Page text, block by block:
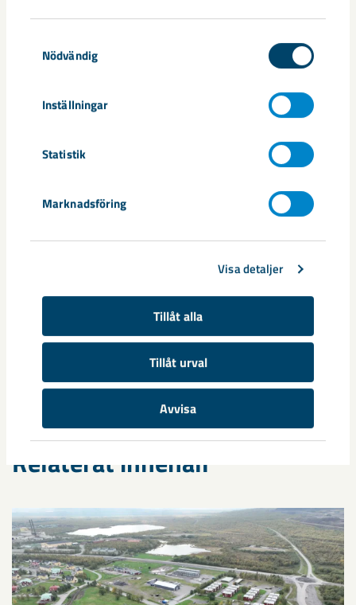
Nödvändig
Inställningar
Statistik
Marknadsföring
Visa detaljer
Tillåt alla
Tillåt urval
Avvisa
Documents
Pressmeddelande_Markförvärv_20251229
Taggar
samhällsomvandling Stefan Hämäläinen
Relaterat innehåll